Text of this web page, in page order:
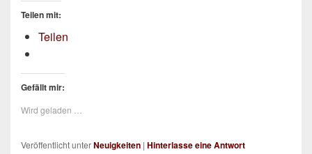
Teilen mit:
Teilen
Gefällt mir:
Wird geladen …
Veröffentlicht unterNeuigkeiten | Hinterlasse eine Antwort